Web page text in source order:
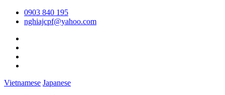
0903 840 195
nghiajcpf@yahoo.com
Vietnamese Japanese